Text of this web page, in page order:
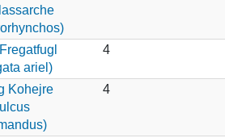
ariel)
4
Kohejre
4